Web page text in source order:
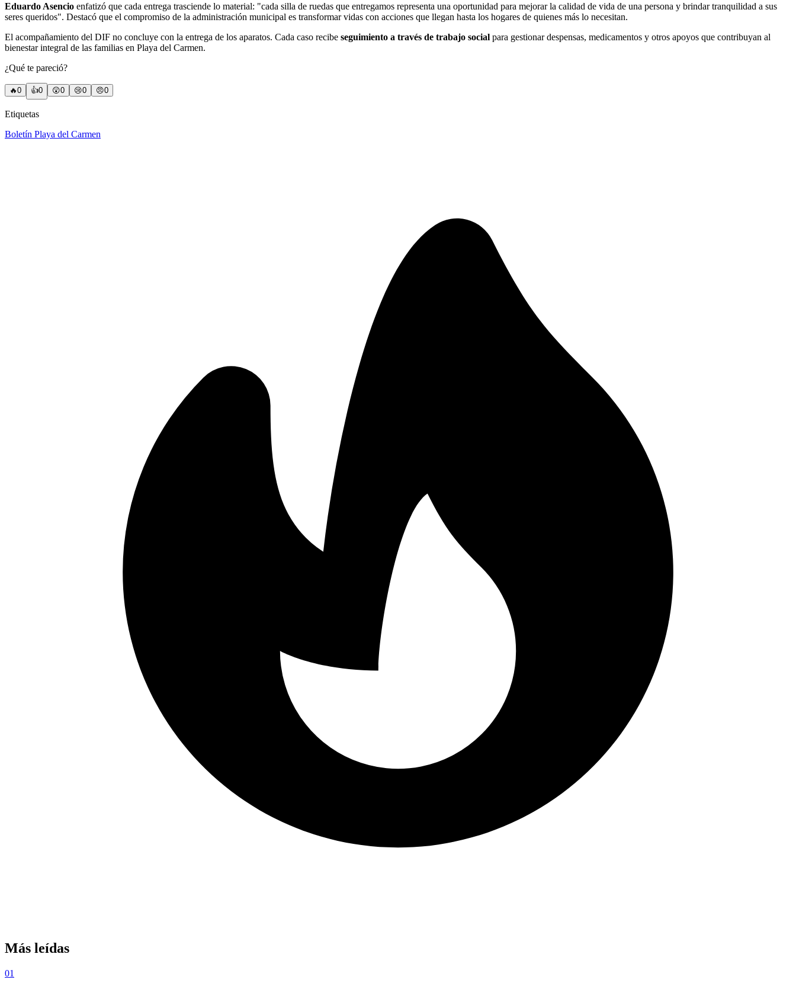
Eduardo Asencio enfatizó que cada entrega trasciende lo material: "cada silla de ruedas que entregamos representa una oportunidad para mejorar la calidad de vida de una persona y brindar tranquilidad a sus
seres queridos". Destacó que el compromiso de la administración municipal es transformar vidas con acciones que llegan hasta los hogares de quienes más lo necesitan.
El acompañamiento del DIF no concluye con la entrega de los aparatos. Cada caso recibe seguimiento a través de trabajo social para gestionar despensas, medicamentos y otros apoyos que contribuyan al
bienestar integral de las familias en Playa del Carmen.
¿Qué te pareció?
🔥0 👍0 😲0 😢0 😠0
Etiquetas
Boletín Playa del Carmen
Más leídas
01